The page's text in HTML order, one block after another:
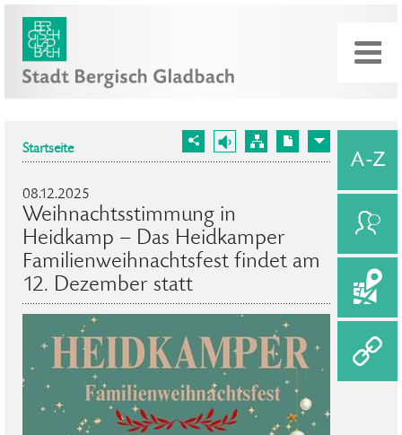
Startseite
08.12.2025
Weihnachtsstimmung in
Heidkamp – Das Heidkamper
Familienweihnachtsfest findet am
12. Dezember statt